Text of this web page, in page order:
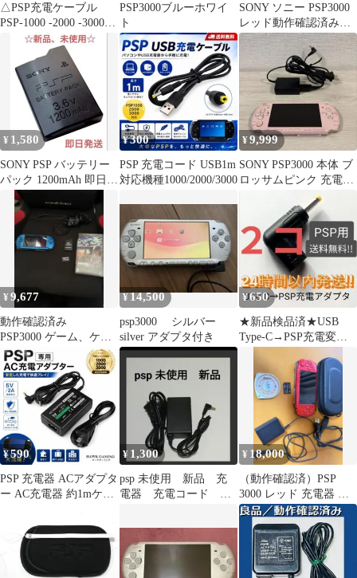
△PSP充電ケーブル
PSP-1000 -2000 -3000
対応 USB
PSP3000ブルーホワイ
ト
SONY ソニー PSP3000
レッド動作確認済み
〈ジャンク扱い〉
¥ 1,580
SONY PSP バッテリー
パック 1200mAh 即日発
送⭕️
¥300
PSP 充電コード USB1m
対応機種1000/2000/3000
¥9,999
SONY PSP3000 本体 ブ
ロッサムピンク 充電器
付き ジャンク
¥9,677
動作確認済み
PSP3000 ゲーム、ケー
ブル、バッテリー付き
¥14,500
psp3000 シルバー
silver アダプタ付き
¥650
★新品検品済★USB
Type-C→PSP充電変換
セット
¥590
PSP 充電器 ACアダプタ
ー AC充電器 約1mケー
¥ 1,300
psp 未使用 新品 充
電器 充電コード ケ
¥ 18,000
（動作確認済）PSP
3000 レッド 充電器 メ
モリースティック付